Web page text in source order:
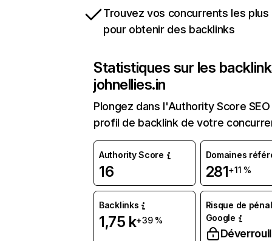
Trouvez vos concurrents les
pour obtenir des backlinks
Statistiques sur les
johnellies.in
Plongez dans l'Authority Score
profil de backlink de votre
Authority Score
16
Domaines
281+11 %
Backlinks
1,75 k+39 %
Risque de
Google